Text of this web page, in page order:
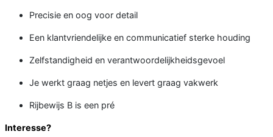
Precisie en oog voor detail
Een klantvriendelijke en communicatief sterke houding
Zelfstandigheid en verantwoordelijkheidsgevoel
Je werkt graag netjes en levert graag vakwerk
Rijbewijs B is een pré
Interesse?